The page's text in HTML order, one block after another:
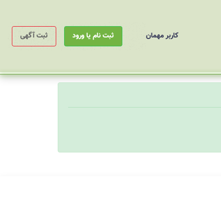
کاربر مهمان ثبت نام یا ورود ثبت آگهی